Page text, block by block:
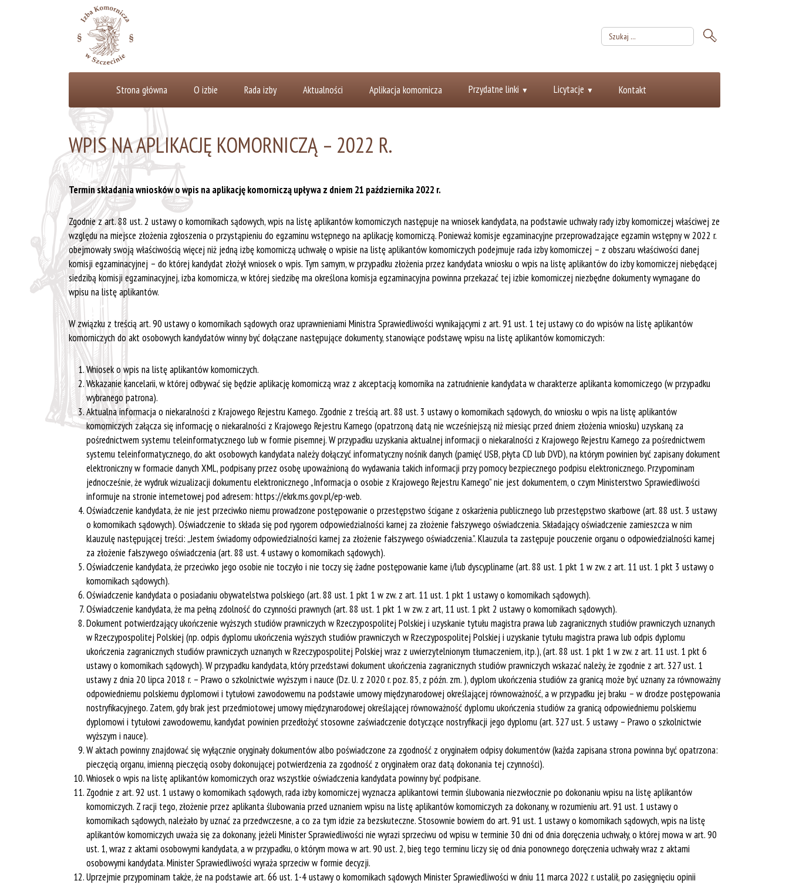
Strona główna O izbie Rada izby Aktualności Aplikacja komornicza Przydatne linki Licytacje Kontakt
WPIS NA APLIKACJĘ KOMORNICZĄ – 2022 R.
Termin składania wniosków o wpis na aplikację komorniczą upływa z dniem 21 października 2022 r.
Zgodnie z art. 88 ust. 2 ustawy o komornikach sądowych, wpis na listę aplikantów komorniczych następuje na wniosek kandydata, na podstawie uchwały rady izby komorniczej właściwej ze
względu na miejsce złożenia zgłoszenia o przystąpieniu do egzaminu wstępnego na aplikację komorniczą. Ponieważ komisje egzaminacyjne przeprowadzające egzamin wstępny w 2022 r.
obejmowały swoją właściwością więcej niż jedną izbę komorniczą uchwałę o wpisie na listę aplikantów komorniczych podejmuje rada izby komorniczej – z obszaru właściwości danej
komisji egzaminacyjnej – do której kandydat złożył wniosek o wpis. Tym samym, w przypadku złożenia przez kandydata wniosku o wpis na listę aplikantów do izby komorniczej niebędącej
siedzibą komisji egzaminacyjnej, izba komornicza, w której siedzibę ma określona komisja egzaminacyjna powinna przekazać tej izbie komorniczej niezbędne dokumenty wymagane do
wpisu na listę aplikantów.
W związku z treścią art. 90 ustawy o komornikach sądowych oraz uprawnieniami Ministra Sprawiedliwości wynikającymi z art. 91 ust. 1 tej ustawy co do wpisów na listę aplikantów
komorniczych do akt osobowych kandydatów winny być dołączane następujące dokumenty, stanowiące podstawę wpisu na listę aplikantów komorniczych:
Wniosek o wpis na listę aplikantów komorniczych.
Wskazanie kancelarii, w której odbywać się będzie aplikację komorniczą wraz z akceptacją komornika na zatrudnienie kandydata w charakterze aplikanta komorniczego (w przypadku
wybranego patrona).
Aktualna informacja o niekaralności z Krajowego Rejestru Karnego. Zgodnie z treścią art. 88 ust. 3 ustawy o komornikach sądowych, do wniosku o wpis na listę aplikantów
komorniczych załącza się informację o niekaralności z Krajowego Rejestru Karnego (opatrzoną datą nie wcześniejszą niż miesiąc przed dniem złożenia wniosku) uzyskaną za
pośrednictwem systemu teleinformatycznego lub w formie pisemnej. W przypadku uzyskania aktualnej informacji o niekaralności z Krajowego Rejestru Karnego za pośrednictwem
systemu teleinformatycznego, do akt osobowych kandydata należy dołączyć informatyczny nośnik danych (pamięć USB, płyta CD lub DVD), na którym powinien być zapisany dokument
elektroniczny w formacie danych XML, podpisany przez osobę upoważnioną do wydawania takich informacji przy pomocy bezpiecznego podpisu elektronicznego. Przypominam
jednocześnie, że wydruk wizualizacji dokumentu elektronicznego „Informacja o osobie z Krajowego Rejestru Karnego” nie jest dokumentem, o czym Ministerstwo Sprawiedliwości
informuje na stronie internetowej pod adresem: https://ekrk.ms.gov.pl/ep-web.
Oświadczenie kandydata, że nie jest przeciwko niemu prowadzone postępowanie o przestępstwo ścigane z oskarżenia publicznego lub przestępstwo skarbowe (art. 88 ust. 3 ustawy
o komornikach sądowych). Oświadczenie to składa się pod rygorem odpowiedzialności karnej za złożenie fałszywego oświadczenia. Składający oświadczenie zamieszcza w nim
klauzulę następującej treści: „Jestem świadomy odpowiedzialności karnej za złożenie fałszywego oświadczenia.”. Klauzula ta zastępuje pouczenie organu o odpowiedzialności karnej
za złożenie fałszywego oświadczenia (art. 88 ust. 4 ustawy o komornikach sądowych).
Oświadczenie kandydata, że przeciwko jego osobie nie toczyło i nie toczy się żadne postępowanie karne i/lub dyscyplinarne (art. 88 ust. 1 pkt 1 w zw. z art. 11 ust. 1 pkt 3 ustawy o
komornikach sądowych).
Oświadczenie kandydata o posiadaniu obywatelstwa polskiego (art. 88 ust. 1 pkt 1 w zw. z art. 11 ust. 1 pkt 1 ustawy o komornikach sądowych).
Oświadczenie kandydata, że ma pełną zdolność do czynności prawnych (art. 88 ust. 1 pkt 1 w zw. z art, 11 ust. 1 pkt 2 ustawy o komornikach sądowych).
Dokument potwierdzający ukończenie wyższych studiów prawniczych w Rzeczypospolitej Polskiej i uzyskanie tytułu magistra prawa lub zagranicznych studiów prawniczych uznanych
w Rzeczypospolitej Polskiej (np. odpis dyplomu ukończenia wyższych studiów prawniczych w Rzeczypospolitej Polskiej i uzyskanie tytułu magistra prawa lub odpis dyplomu
ukończenia zagranicznych studiów prawniczych uznanych w Rzeczypospolitej Polskiej wraz z uwierzytelnionym tłumaczeniem, itp.), (art. 88 ust. 1 pkt 1 w zw. z art. 11 ust. 1 pkt 6
ustawy o komornikach sądowych). W przypadku kandydata, który przedstawi dokument ukończenia zagranicznych studiów prawniczych wskazać należy, że zgodnie z art. 327 ust. 1
ustawy z dnia 20 lipca 2018 r. – Prawo o szkolnictwie wyższym i nauce (Dz. U. z 2020 r. poz. 85, z późn. zm. ), dyplom ukończenia studiów za granicą może być uznany za równoważny
odpowiedniemu polskiemu dyplomowi i tytułowi zawodowemu na podstawie umowy międzynarodowej określającej równoważność, a w przypadku jej braku – w drodze postępowania
nostryfikacyjnego. Zatem, gdy brak jest przedmiotowej umowy międzynarodowej określającej równoważność dyplomu ukończenia studiów za granicą odpowiedniemu polskiemu
dyplomowi i tytułowi zawodowemu, kandydat powinien przedłożyć stosowne zaświadczenie dotyczące nostryfikacji jego dyplomu (art. 327 ust. 5 ustawy – Prawo o szkolnictwie
wyższym i nauce).
W aktach powinny znajdować się wyłącznie oryginały dokumentów albo poświadczone za zgodność z oryginałem odpisy dokumentów (każda zapisana strona powinna być opatrzona:
pieczęcią organu, imienną pieczęcią osoby dokonującej potwierdzenia za zgodność z oryginałem oraz datą dokonania tej czynności).
Wniosek o wpis na listę aplikantów komorniczych oraz wszystkie oświadczenia kandydata powinny być podpisane.
Zgodnie z art. 92 ust. 1 ustawy o komornikach sądowych, rada izby komorniczej wyznacza aplikantowi termin ślubowania niezwłocznie po dokonaniu wpisu na listę aplikantów
komorniczych. Z racji tego, złożenie przez aplikanta ślubowania przed uznaniem wpisu na listę aplikantów komorniczych za dokonany, w rozumieniu art. 91 ust. 1 ustawy o
komornikach sądowych, należało by uznać za przedwczesne, a co za tym idzie za bezskuteczne. Stosownie bowiem do art. 91 ust. 1 ustawy o komornikach sądowych, wpis na listę
aplikantów komorniczych uważa się za dokonany, jeżeli Minister Sprawiedliwości nie wyrazi sprzeciwu od wpisu w terminie 30 dni od dnia doręczenia uchwały, o której mowa w art. 90
ust. 1, wraz z aktami osobowymi kandydata, a w przypadku, o którym mowa w art. 90 ust. 2, bieg tego terminu liczy się od dnia ponownego doręczenia uchwały wraz z aktami
osobowymi kandydata. Minister Sprawiedliwości wyraża sprzeciw w formie decyzji.
Uprzejmie przypominam także, że na podstawie art. 66 ust. 1-4 ustawy o komornikach sądowych Minister Sprawiedliwości w dniu 11 marca 2022 r. ustalił, po zasięgnięciu opinii
Rejestracja online